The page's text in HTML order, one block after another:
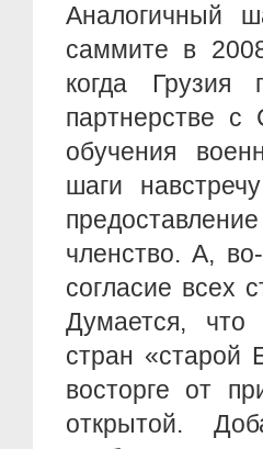
Аналогичный
саммите в
когда Грузия
партнерстве
обучения
шаги
членство. А,
согласие всех
Думается, что
стран «старой
восторге от
открытой.